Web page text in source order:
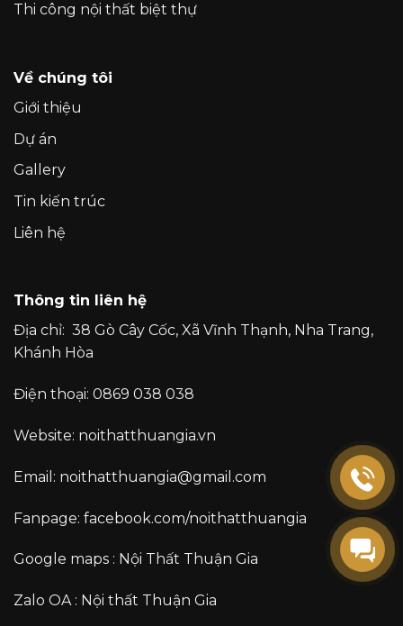
Thi công nội thất biệt thự
Về chúng tôi
Giới thiệu
Dự án
Gallery
Tin kiến trúc
Liên hệ
Thông tin liên hệ
Địa chỉ: 38 Gò Cây Cốc, Xã Vĩnh Thạnh, Nha Trang,
Khánh Hòa
Điện thoại: 0869 038 038
Website: noithatthuangia.vn
Email: noithatthuangia@gmail.com
Fanpage: facebook.com/noithatthuangia
Google maps : Nội Thất Thuận Gia
Zalo OA : Nội thất Thuận Gia